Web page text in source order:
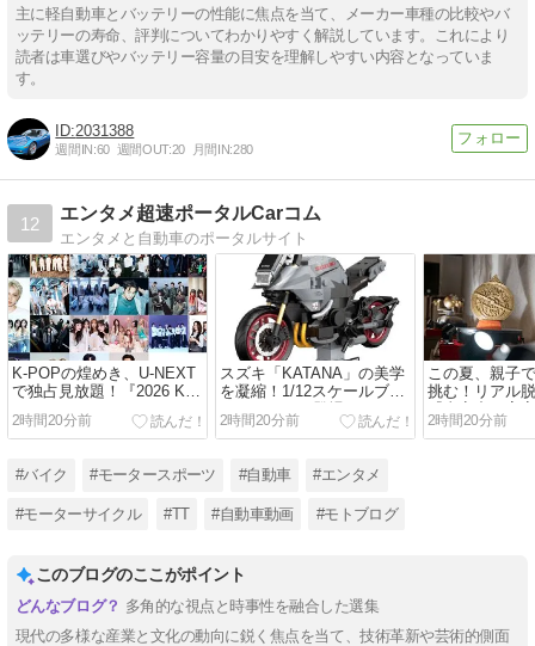
主に軽自動車とバッテリーの性能に焦点を当て、メーカー車種の比較やバ
ッテリーの寿命、評判についてわかりやすく解説しています。これにより
読者は車選びやバッテリー容量の目安を理解しやすい内容となっていま
す。
2031388
週間IN:60 週間OUT:20 月間IN:280
12
エンタメ超速ポータルCarコム
エンタメと自動車のポータルサイト
K-POPの煌めき、U-NEXT
で独占見放題！『2026 K-
WORLD DREAM
AWARDS』が描く夢のステ
2時間20分前
スズキ「KATANA」の美学
を凝縮！1/12スケールブロ
ックモデルが登場
2時間20分前
この夏、親子
挑む！リアル
『真夜中の宇
の脱出』に「
2時間20分前
#バイク #モータースポーツ #自動車 #エンタメ
#モーターサイクル #TT #自動車動画 #モトブログ
このブログのここがポイント
多角的な視点と時事性を融合した選集
現代の多様な産業と文化の動向に鋭く焦点を当て、技術革新や芸術的側面